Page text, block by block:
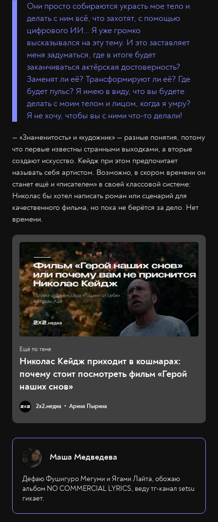
Они просто собираются украсть мое тело и
делать с ним всё, что захотят, с помощью
цифрового ИИ… Я уже громко
высказывался на эту тему. И это заставляет
меня задуматься, где в итоге будет
заканчиваться актёрская достоверность?
Заменят ли её? Трансформируют ли её? Где
будет пульс? Я имею в виду, что вы будете
делать с моим телом и лицом, когда я умру?
Я не хочу, чтобы вы с ними что-то делали!
— «Знаменитость» и «художник» — разные понятия, потому
что первые известны странными выходками, а вторые
создают искусство. Кейдж при этом предпочитает
называть себя артистом. Возможно, в скором времени он
станет ещё и «писателем» в своей классовой системе:
Николас бы хотел написать роман или сценарий для
качественного фильма, но пока не берётся за дело. Нет
времени.
Николас Кейдж приходит в кошмарах:
почему стоит посмотреть фильм «Герой
наших снов»
2х2.медиа Арина Пырина
Маша Медведева
Дефаю Фушигуро Мегуми и Ягами Лайта, обожаю
альбом NO COMMERCIAL LYRICS, веду тг-канал setsu
гикает.